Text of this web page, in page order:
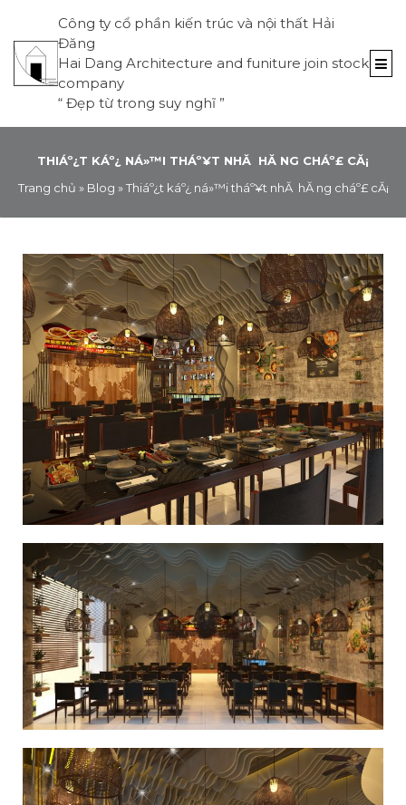
Công ty cổ phần kiến trúc và nội thất Hải
Đăng
Hai Dang Architecture and funiture join stock
company
“ Đẹp từ trong suy nghĩ ”
THIÁº¿T KÁº¿ NÁ»™I THÁº¥T NHĂ HĂ NG CHÁº£ CĂ¡
Trang chủ » Blog »Thiáº¿t káº¿ ná»™i tháº¥t nhĂ hĂ ng cháº£ cĂ¡